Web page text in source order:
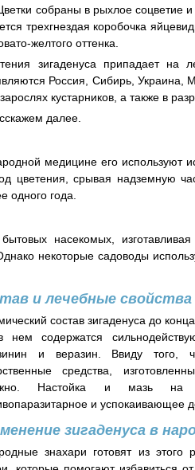
собраны в рыхлое
трехгнездая коробочка
желтого оттенка.
зигаденуса припадает на
Россия, Сибирь, Украина,
кустарников, а также в
далее.
медицине его используют
цветения, срывая надземную
одного года.
насекомых,
некоторые садоводы
и лечебные свойства
состав зигаденуса до
нем содержатся
и веразин. Ввиду того,
средства,
Настойка и мазь на
и успокаивающее
зигаденуса в
знахари готовят из этого